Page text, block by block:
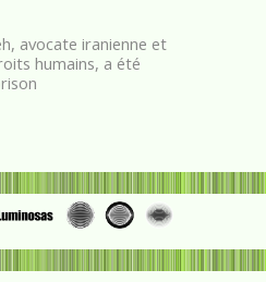
avocate iranienne et
humains, a été